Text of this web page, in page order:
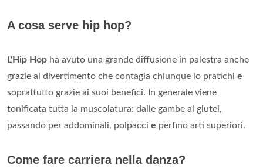
A cosa serve hip hop?
L'Hip Hop ha avuto una grande diffusione in palestra anche
grazie al divertimento che contagia chiunque lo pratichi e
soprattutto grazie ai suoi benefici. In generale viene
tonificata tutta la muscolatura: dalle gambe ai glutei,
passando per addominali, polpacci e perfino arti superiori.
Come fare carriera nella danza?